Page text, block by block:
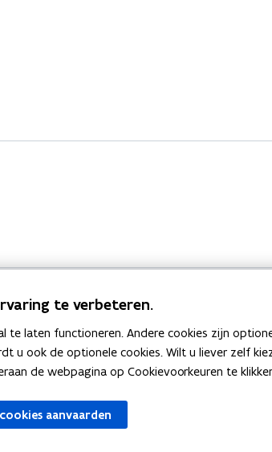
Bekijk ook
te verbeteren.
te laten functioneren. Andere cookies zijn
u ook de optionele cookies. Wilt u liever zelf
de webpagina op Cookievoorkeuren te
aanvaarden